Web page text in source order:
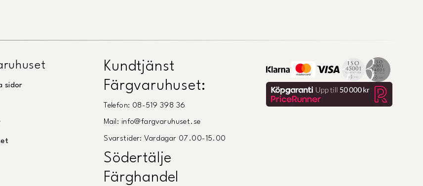
sidor
Kundtjänst
Färgvaruhuset:
Telefon: 08-519 398 36
Mail: info@fargvaruhuset.se
Svarstider: Vardagar 07.00-15.00
Södertälje
Färghandel